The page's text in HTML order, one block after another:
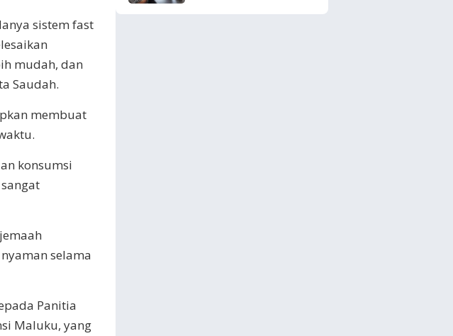
sistem fast
mudah, dan
Saudah.
membuat
konsumsi
selama
Panitia
Maluku, yang